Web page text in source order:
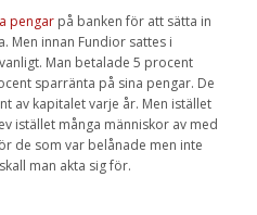
pengarpå banken för att sätta in
Men innan Fundior sattes i
Man betalade 5 procent
sparränta på sina pengar. De
av kapitalet varje år. Men istället
istället många människor av med
de som var belånade men inte
man akta sig för.